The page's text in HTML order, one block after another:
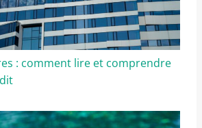
: comment lire et comprendre